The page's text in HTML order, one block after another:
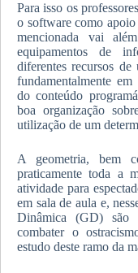
Para isso os
o software como apoio
mencionada vai
equipamentos de
diferentes recursos
fundamentalmente
do conteúdo
boa organização
utilização de um
A geometria, bem
praticamente toda a
atividade para
em sala de aula e,
Dinâmica (GD) são
combater o
estudo deste ramo da